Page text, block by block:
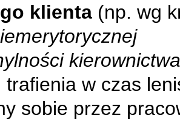
klienta (np. wg
kierownictwa
trafienia w czas
sobie przez